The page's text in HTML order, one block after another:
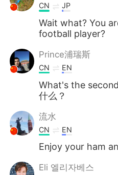
CN JP
Wait what? You
football player?
Prince浦瑞斯
CN EN
What's the
什么？
流水
CN EN
Enjoy your ham
Eli 엘리자베스